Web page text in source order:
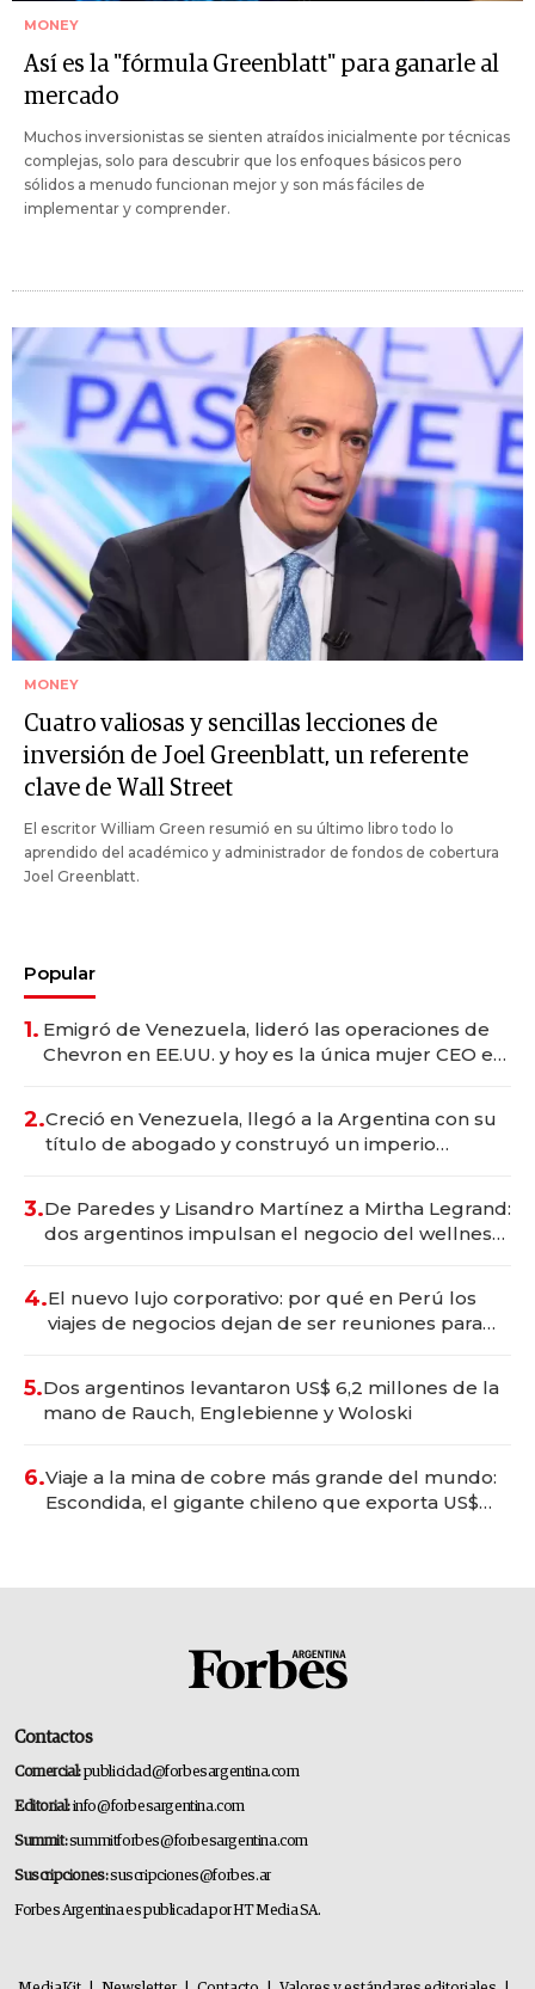
MONEY
Así es la "fórmula Greenblatt" para ganarle al
mercado
Muchos inversionistas se sienten atraídos inicialmente por técnicas
complejas, solo para descubrir que los enfoques básicos pero
sólidos a menudo funcionan mejor y son más fáciles de
implementar y comprender.
MONEY
Cuatro valiosas y sencillas lecciones de
inversión de Joel Greenblatt, un referente
clave de Wall Street
El escritor William Green resumió en su último libro todo lo
aprendido del académico y administrador de fondos de cobertura
Joel Greenblatt.
Popular
1. Emigró de Venezuela, lideró las operaciones de
Chevron en EE.UU. y hoy es la única mujer CEO en
2.Creció en Venezuela, llegó a la Argentina con su
título de abogado y construyó un imperio
3.De Paredes y Lisandro Martínez a Mirtha Legrand:
dos argentinos impulsan el negocio del wellness
4.El nuevo lujo corporativo: por qué en Perú los
viajes de negocios dejan de ser reuniones para
5.Dos argentinos levantaron US$ 6,2 millones de la
mano de Rauch, Englebienne y Woloski
6.Viaje a la mina de cobre más grande del mundo:
Escondida, el gigante chileno que exporta US$
Contactos
Comercial:publicidad@forbesargentina.com
Editorial:info@forbesargentina.com
Summit:summitforbes@forbesargentina.com
Suscripciones:suscripciones@forbes.ar
Forbes Argentina es publicada por HT Media SA.